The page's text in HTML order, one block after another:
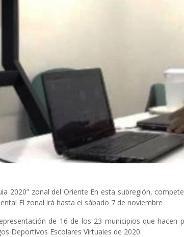
2020” zonal del Oriente En esta subregión,
El zonal irá hasta el sábado 7 de noviembre
de 16 de los 23 municipios que
Deportivos Escolares Virtuales de 2020.